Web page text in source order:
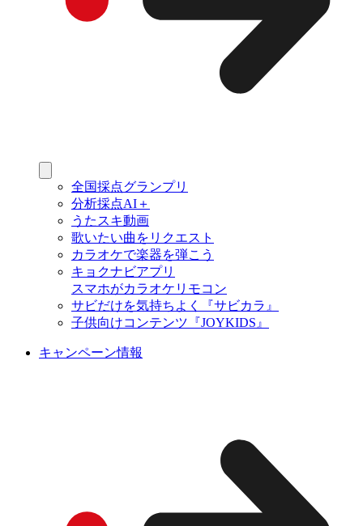
全国採点グランプリ
分析採点AI＋
うたスキ動画
歌いたい曲をリクエスト
カラオケで楽器を弾こう
キョクナビアプリ
スマホがカラオケリモコン
サビだけを気持ちよく『サビカラ』
子供向けコンテンツ『JOYKIDS』
キャンペーン情報